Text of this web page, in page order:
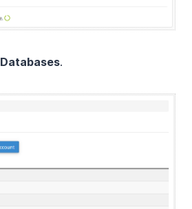
Databases.